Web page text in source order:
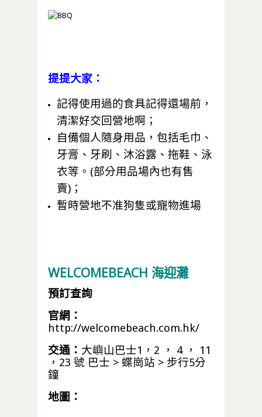
提提大家：
記得使用過的食具記得還場前，
清潔好交回營地啊；
自備個人隨身用品，包括毛巾、
牙膏、牙刷、沐浴露、拖鞋、泳
衣等。(部分用品場內也有售
賣)；
暫時營地不准狗隻或寵物進場
WELCOMEBEACH 海迎灘
預訂查詢
官網：
http://welcomebeach.com.hk/
交通： 大嶼山巴士1，2 ， 4 ， 11
，23 號 巴士 > 蝶崗站 > 步行5分
鐘
地圖：